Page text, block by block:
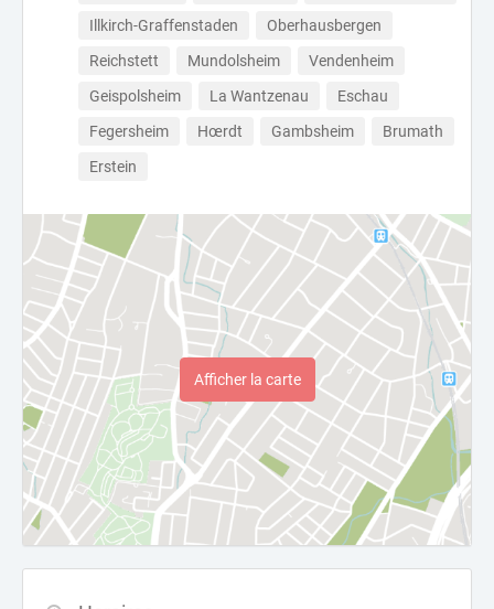
Illkirch-Graffenstaden
Oberhausbergen
Reichstett
Mundolsheim
Vendenheim
Geispolsheim
La Wantzenau
Eschau
Fegersheim
Hœrdt Gambsheim
Brumath
Erstein
Afficher la carte